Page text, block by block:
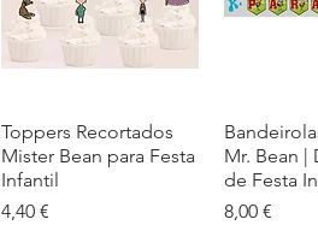
Visualização rápida
Toppers Recortados
Mister Bean para Festa
Infantil
Preço
4,40 €
Mr. Bean |
de Festa
Preço
8,00 €